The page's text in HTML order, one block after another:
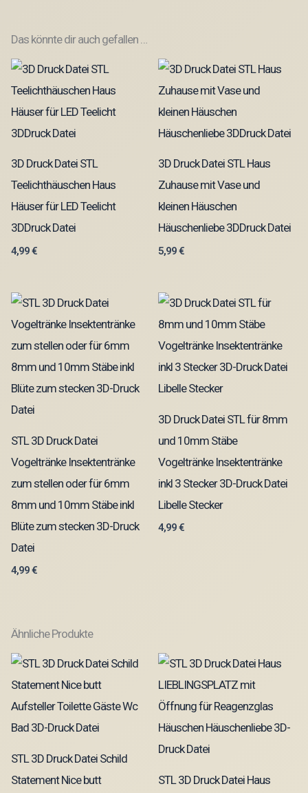
Das könnte dir auch gefallen …
3D Druck Datei STL
Teelichthäuschen Haus
Häuser für LED Teelicht
3DDruck Datei
4,99€
3D Druck Datei STL Haus
Zuhause mit Vase und
kleinen Häuschen
Häuschenliebe 3DDruck Datei
5,99€
STL 3D Druck Datei
Vogeltränke Insektentränke
zum stellen oder für 6mm
8mm und 10mm Stäbe inkl
Blüte zum stecken 3D-Druck
Datei
4,99€
3D Druck Datei STL für 8mm
und 10mm Stäbe
Vogeltränke Insektentränke
inkl 3 Stecker 3D-Druck Datei
Libelle Stecker
4,99€
Ähnliche Produkte
STL 3D Druck Datei Schild
Statement Nice butt
STL 3D Druck Datei Haus